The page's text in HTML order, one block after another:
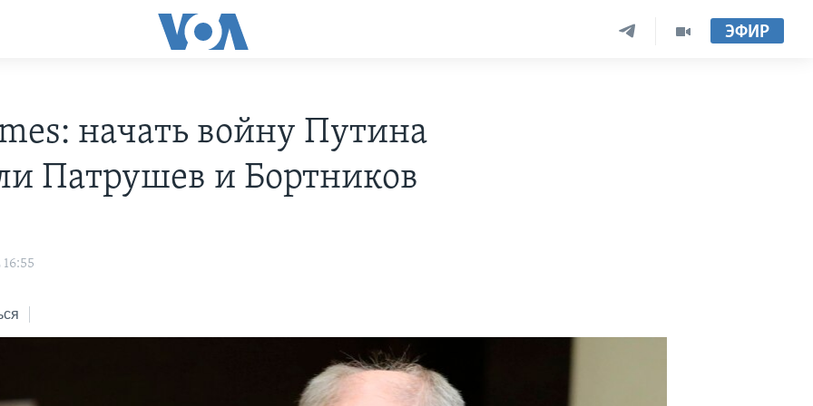
ЭФИР
начать войну Путина
Патрушев и Бортников